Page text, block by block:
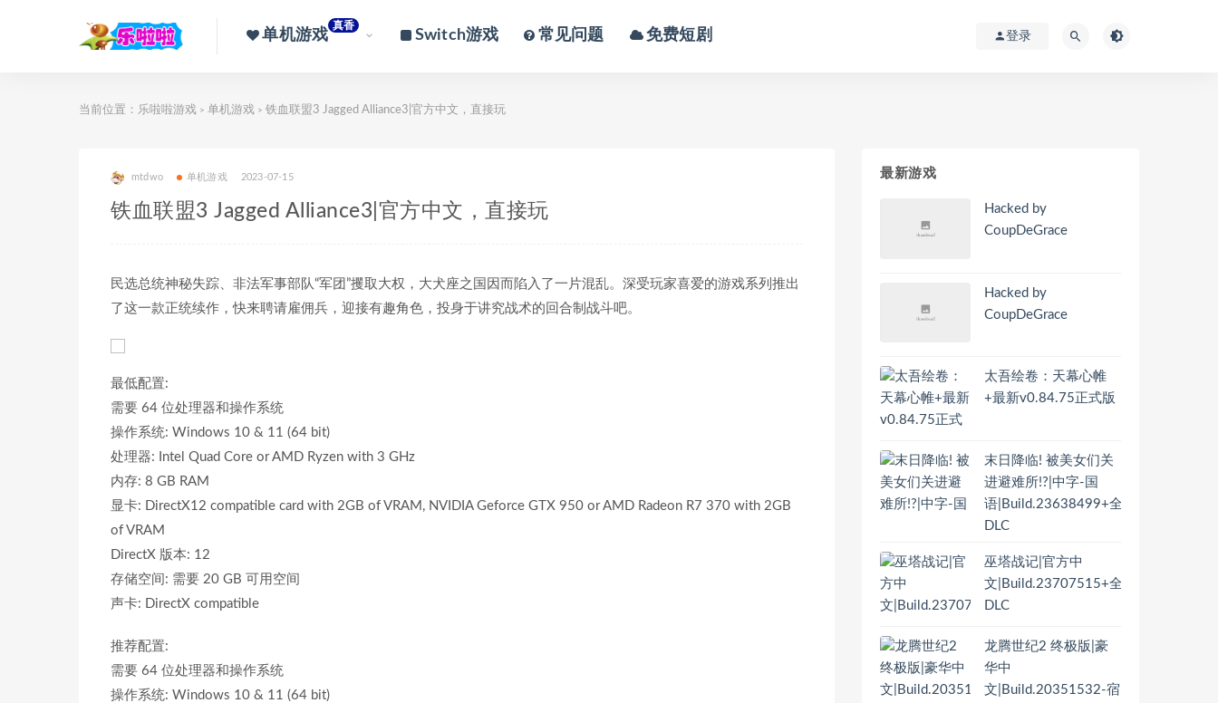
单机游戏
真香
Switch游戏 常见问题 免费短剧 登录
当前位置： 乐啦啦游戏 > 单机游戏 > 铁血联盟3 Jagged Alliance3|官方中文，直接玩
mtdwo 单机游戏 2023-07-15
铁血联盟3 Jagged Alliance3|官方中文，直接玩
民选总统神秘失踪、非法军事部队“军团”攫取大权，大犬座之国因而陷入了一片混乱。深受玩家喜爱的游戏系列推出
了这一款正统续作，快来聘请雇佣兵，迎接有趣角色，投身于讲究战术的回合制战斗吧。
最低配置:
需要 64 位处理器和操作系统
操作系统: Windows 10 & 11 (64 bit)
处理器: Intel Quad Core or AMD Ryzen with 3 GHz
内存: 8 GB RAM
显卡: DirectX12 compatible card with 2GB of VRAM, NVIDIA Geforce GTX 950 or AMD Radeon R7 370 with 2GB
of VRAM
DirectX 版本: 12
存储空间: 需要 20 GB 可用空间
声卡: DirectX compatible
推荐配置:
需要 64 位处理器和操作系统
操作系统: Windows 10 & 11 (64 bit)
最新游戏
Hacked by
CoupDeGrace
Hacked by
CoupDeGrace
太吾绘卷：天幕心帷
+最新v0.84.75正式版
末日降临! 被美女们关
进避难所!?|中字-国
语|Build.23638499+全
DLC
巫塔战记|官方中
文|Build.23707515+全
DLC
龙腾世纪2 终极版|豪
华中
文|Build.20351532-宿